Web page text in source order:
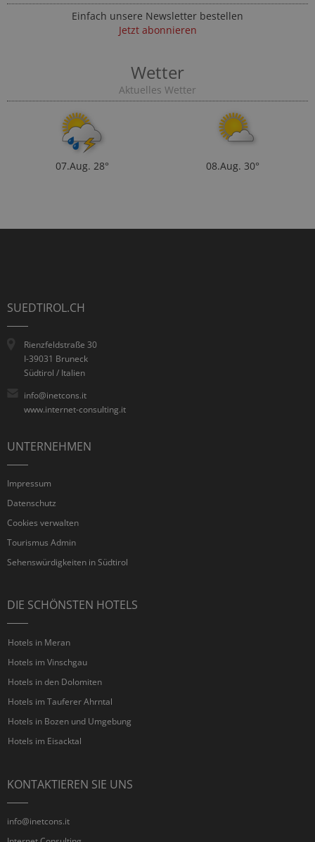
Einfach unsere Newsletter bestellen
Jetzt abonnieren
Wetter
Aktuelles Wetter
07.Aug. 28° 08.Aug. 30°
SUEDTIROL.CH
Rienzfeldstraße 30
I-39031 Bruneck
Südtirol / Italien
info@inetcons.it
www.internet-consulting.it
UNTERNEHMEN
Impressum
Datenschutz
Cookies verwalten
Tourismus Admin
Sehenswürdigkeiten in Südtirol
DIE SCHÖNSTEN HOTELS
Hotels in Meran
Hotels im Vinschgau
Hotels in den Dolomiten
Hotels im Tauferer Ahrntal
Hotels in Bozen und Umgebung
Hotels im Eisacktal
KONTAKTIEREN SIE UNS
info@inetcons.it